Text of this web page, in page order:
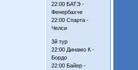
22:00 БАТЭ -
Фенербахче
22:00 Спарта -
Челси
3й тур
22:00 Динамо К -
Бордо
22:00 Байер -